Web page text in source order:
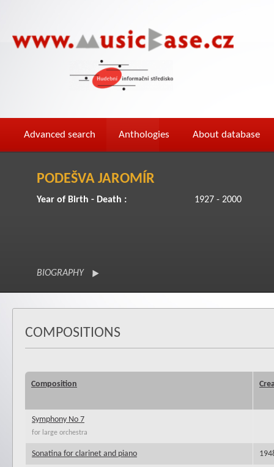
Advanced search Anthologies About database
PODEŠVA JAROMÍR
Year of Birth - Death : 1927 - 2000
BIOGRAPHY
COMPOSITIONS
Composition
Symphony No 7
for large orchestra
Sonatina for clarinet and piano